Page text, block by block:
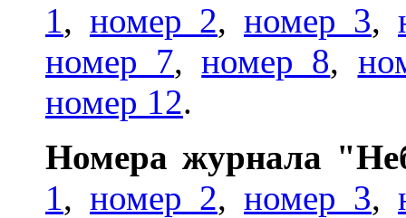
1, номер 2, номер 3,
номер 7,номер 8,
номер 12.
Номера журнала
1, номер 2, номер 3,